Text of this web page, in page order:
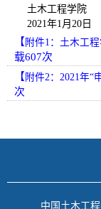
土木工程学院
2021年1月20日
【 附件1：土木工
载607次
【 附件2：2021年“
次
中国土木工